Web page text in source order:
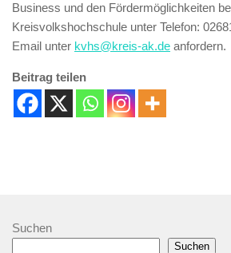
Business und den Fördermöglichkeiten
Kreisvolkshochschule unter Telefon:
Email unter kvhs@kreis-ak.de anfordern.
Beitrag teilen
Suchen
Suchen